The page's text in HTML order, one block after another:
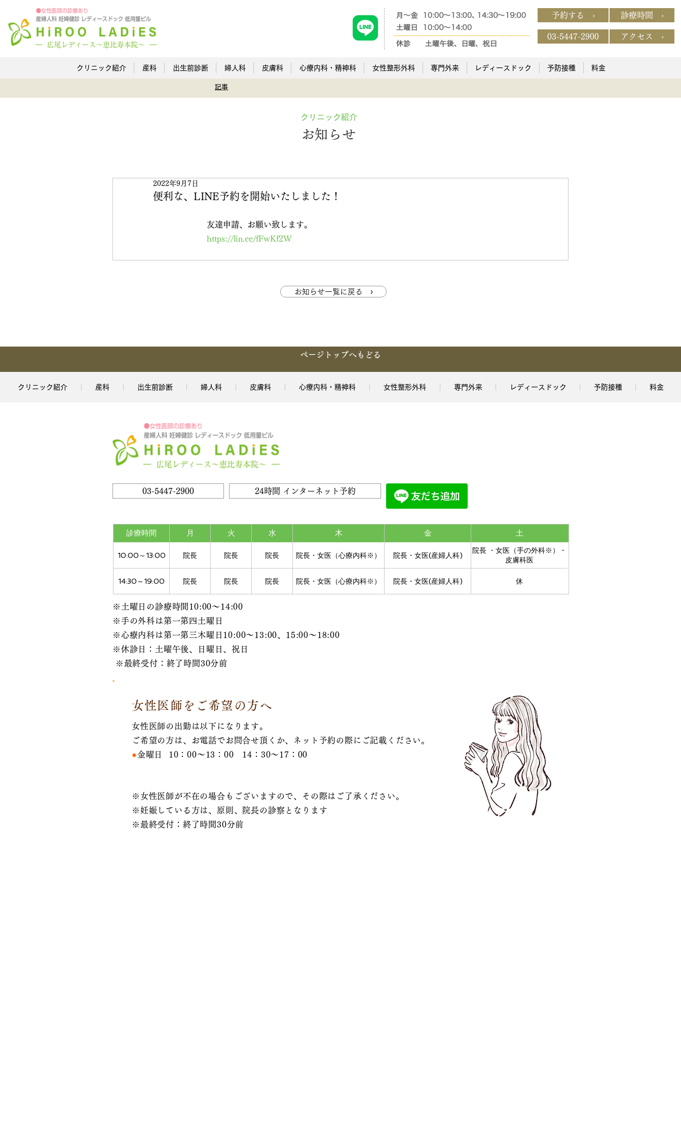
予約する › 診療時間 ›
03-5447-2900 アクセス ›
クリニック紹介 産科 出生前診断 婦人科 皮膚科 心療内科・精神科 女性整形外科 専門外来 レディースドック 予防接種 料金
記事
クリニック紹介
​お知らせ
便利な、LINE予約を開始いたしました！
2022年9月7日
友達申請、お願い致します。
https://lin.ee/fFwKf2W
お知らせ一覧に戻る ›
ページトップへもどる
クリニック紹介 産科 出生前診断 婦人科 皮膚科 心療内科・精神科 女性整形外科 専門外来 レディースドック 予防接種 料金
03-5447-2900 24時間 インターネット予約
診療時間 月 火 水 木 金 土
10:00～13:00 院長 院長 院長 院長・女医（心療内科※） 院長・女医(産婦人科)
院長 ・女医（手の外科※）・
皮膚科医
14:30～19:00 院長 院長 院長 院長・女医（心療内科※） 院長・女医(産婦人科) 休
※土曜日の診療時間10:00～14:00
※手の外科は第一第四土曜日
※心療内科は第一第三木曜日10:00～13:00、15:00～18:00
※休診日：土曜午後、日曜日、祝日
​ ※最終受付：終了時間30分前
女性医師をご希望の方へ
女性医師の出勤は以下になります。
ご希望の方は、お電話でお問合せ頂くか、ネット予約の際にご記載ください。
●金曜日 10：00～13：00 14：30～17：00
※女性医師が不在の場合もございますので、その際はご了承ください。
※妊娠している方は、原則、院長の診察となります
※最終受付：終了時間30分前